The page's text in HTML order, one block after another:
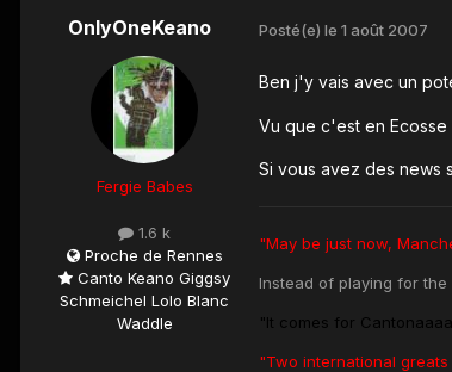
OnlyOneKeano
Fergie Babes
1.6 k
Proche de Rennes
Canto Keano Giggsy
Schmeichel Lolo Blanc
Waddle
Posté(e) le 1 août 2007
Ben j'y vais avec un
Vu que c'est en
Si vous avez des news
"May be just now,
Instead of playing for the
"It comes for
"Two international greats